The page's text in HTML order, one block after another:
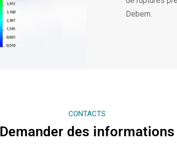
Debem.
CONTACTS
Demander des informations